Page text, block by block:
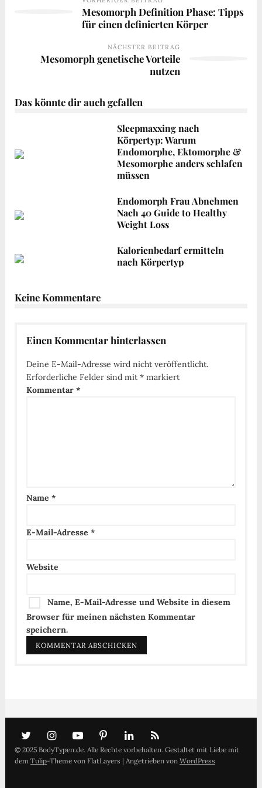
Mesomorph Definition Phase: Tipps
für einen definierten Körper
NÄCHSTER BEITRAG
Mesomorph genetische Vorteile
nutzen
Das könnte dir auch gefallen
Sleepmaxxing nach
Körpertyp: Warum
Endomorphe, Ektomorphe &
Mesomorphe anders schlafen
müssen
Endomorph Frau Abnehmen
Nach 40 Guide to Healthy
Weight Loss
Kalorienbedarf ermitteln
nach Körpertyp
Keine Kommentare
Einen Kommentar hinterlassen
Deine E-Mail-Adresse wird nicht veröffentlicht.
Erforderliche Felder sind mit *markiert
Kommentar *
Name *
E-Mail-Adresse *
Website
Name, E-Mail-Adresse und Website in diesem
Browser für meinen nächsten Kommentar
speichern.
© 2025 BodyTypen.de. Alle Rechte vorbehalten. Gestaltet mit Liebe mit
dem Tulip-Theme von FlatLayers | Angetrieben von WordPress